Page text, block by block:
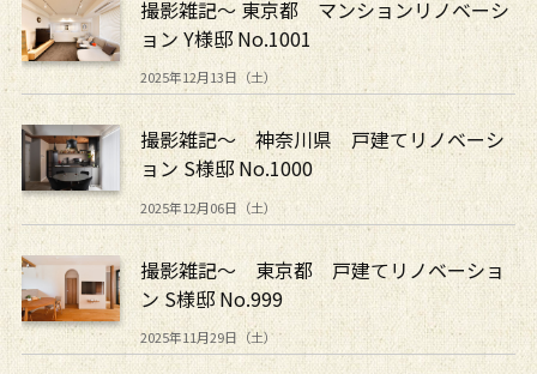
撮影雑記～ 東京都 マンションリノベーシ
ョン Y様邸 No.1001
2025年12月13日（土）
撮影雑記～ 神奈川県 戸建てリノベーシ
ョン S様邸 No.1000
2025年12月06日（土）
撮影雑記～ 東京都 戸建てリノベーショ
ン S様邸 No.999
2025年11月29日（土）